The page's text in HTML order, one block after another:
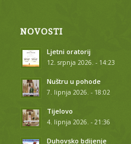
NOVOSTI
Ljetni oratorij
12. srpnja 2026. - 14:23
Nuštru u pohode
7. lipnja 2026. - 18:02
Tijelovo
4. lipnja 2026. - 21:36
Duhovsko bdijenje